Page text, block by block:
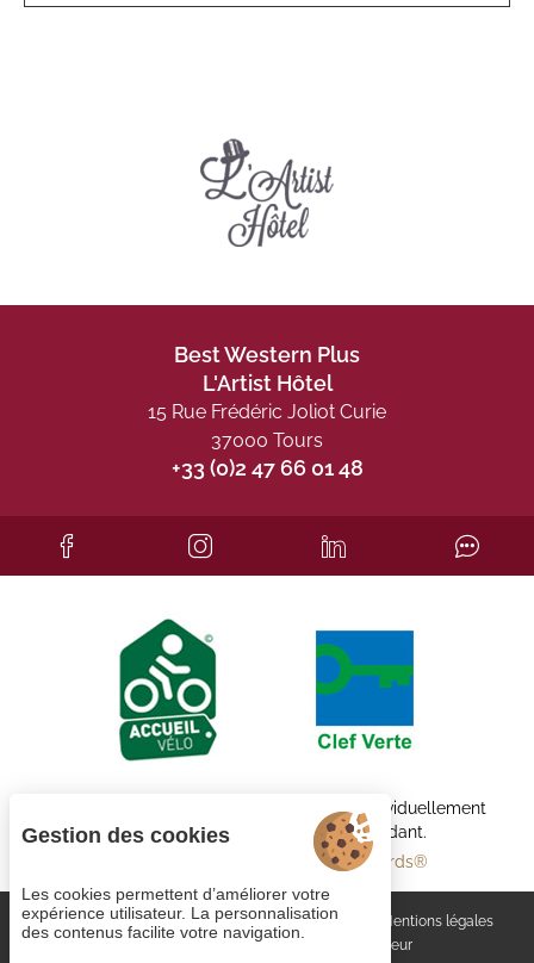
Best Western Plus
L'Artist Hôtel
15 Rue Frédéric Joliot Curie
37000 Tours
+33 (0)2 47 66 01 48
Chaque établissement BWH Hotels est individuellement
exploité par un propriétaire indépendant.
Best Western Rewards®
Gestion des cookies Rejoignez-nous CGV
Mentions légales
© 2023 Juliana Web créateur
Gestion des cookies
Les cookies permettent d’améliorer votre
expérience utilisateur. La personnalisation
des contenus facilite votre navigation.